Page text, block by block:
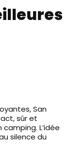
San
sûr et
L’idée
silence du